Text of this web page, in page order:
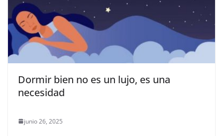
Dormir bien no es un lujo, es una
necesidad
junio 26, 2025